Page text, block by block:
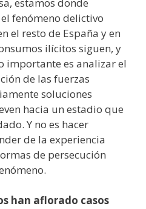
fenómeno delictivo
el resto de España y en
ilícitos siguen, y
importante es analizar el
de las fuerzas
soluciones
hacia un estadio que
Y no es hacer
de la experiencia
de persecución
han aflorado casos